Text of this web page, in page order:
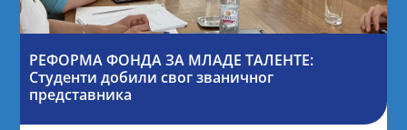
РЕФОРМА ФОНДА ЗА МЛАДЕ ТАЛЕНТЕ:
Студенти добили свог званичног
представника